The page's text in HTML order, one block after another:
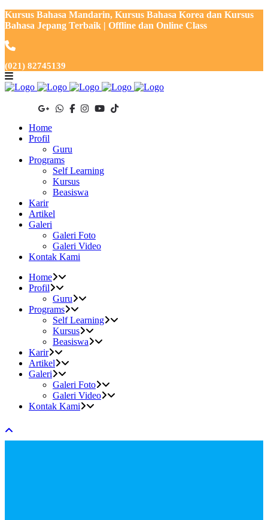
Kursus Bahasa Mandarin, Kursus Bahasa Korea dan Kursus
Bahasa Jepang Terbaik | Offline dan Online Class
(021) 82745139
Home
Profil
Guru
Programs
Self Learning
Kursus
Beasiswa
Karir
Artikel
Galeri
Galeri Foto
Galeri Video
Kontak Kami
Home
Profil
Guru
Programs
Self Learning
Kursus
Beasiswa
Karir
Artikel
Galeri
Galeri Foto
Galeri Video
Kontak Kami